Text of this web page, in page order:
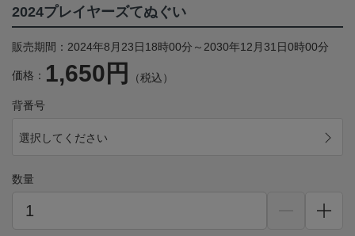
2024プレイヤーズてぬぐい
販売期間：2024年8月23日18時00分～2030年12月31日0時00分
価格： 1,650円 （税込）
背番号
選択してください
数量